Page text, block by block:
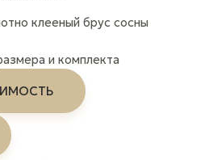
клееный брус сосны
и комплекта